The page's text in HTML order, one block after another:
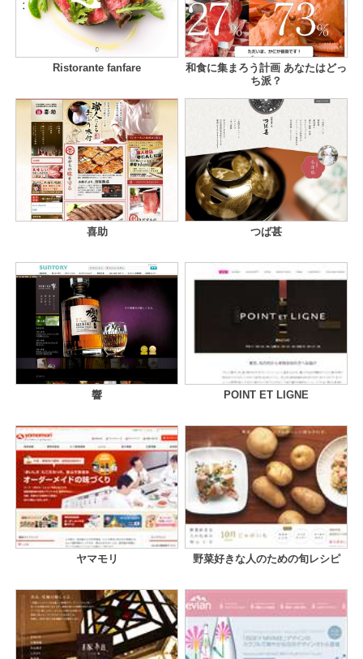
Ristorante fanfare
和食に集まろう計画 あなたはどっ
ち派？
喜助 つば甚
響 POINT ET LIGNE
ヤマモリ 野菜好きな人のための旬レシピ